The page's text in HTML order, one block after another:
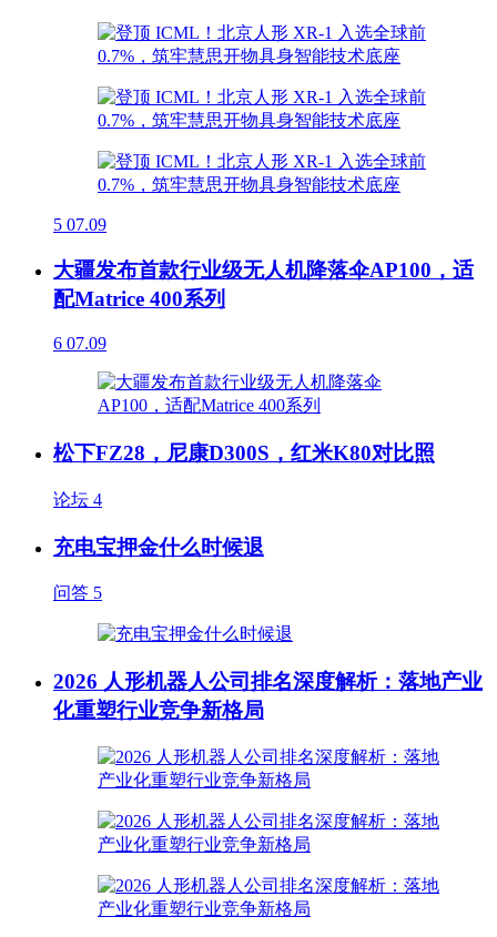
5 07.09
大疆发布首款行业级无人机降落伞AP100，适
配Matrice 400系列
6 07.09
松下FZ28，尼康D300S，红米K80对比照
论坛 4
充电宝押金什么时候退
问答 5
2026 人形机器人公司排名深度解析：落地产业
化重塑行业竞争新格局